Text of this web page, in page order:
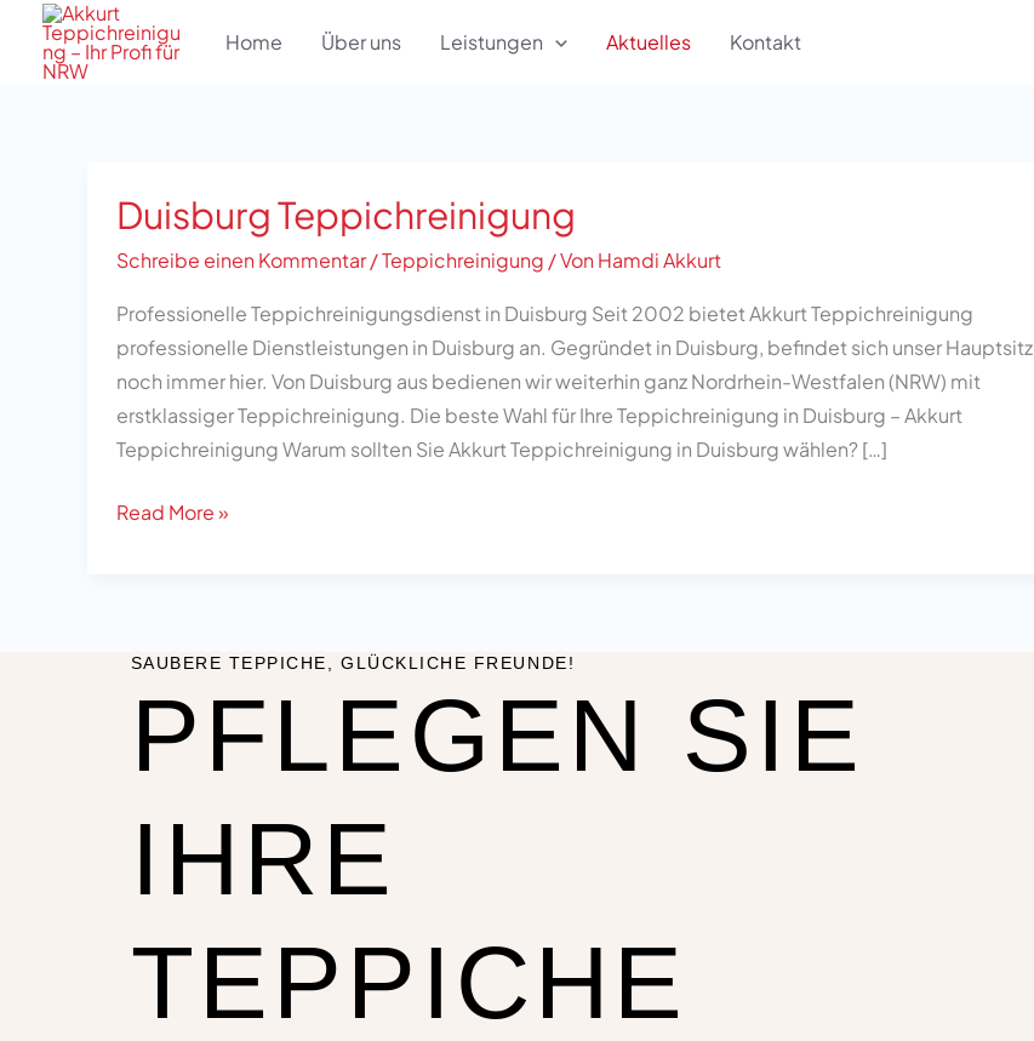
Inhalt
springen
Home Über uns Leistungen Aktuelles Kontakt
Duisburg Teppichreinigung
Schreibe einen Kommentar/Teppichreinigung / VonHamdi Akkurt
Professionelle Teppichreinigungsdienst in Duisburg Seit 2002 bietet Akkurt Teppichreinigung
professionelle Dienstleistungen in Duisburg an. Gegründet in Duisburg, befindet sich unser Hauptsitz
noch immer hier. Von Duisburg aus bedienen wir weiterhin ganz Nordrhein-Westfalen (NRW) mit
erstklassiger Teppichreinigung. Die beste Wahl für Ihre Teppichreinigung in Duisburg – Akkurt
Teppichreinigung Warum sollten Sie Akkurt Teppichreinigung in Duisburg wählen? […]
Duisburg
Teppichreinigung
Read More »
SAUBERE TEPPICHE, GLÜCKLICHE FREUNDE!
PFLEGEN SIE
IHRE
TEPPICHE